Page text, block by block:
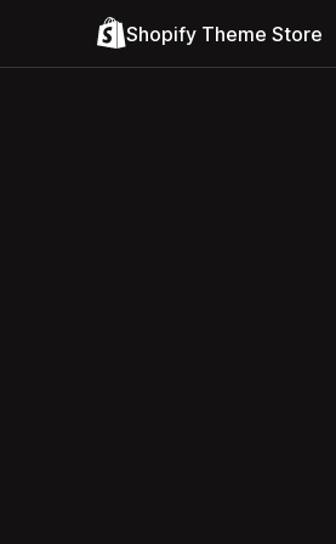
Shopify Theme Store